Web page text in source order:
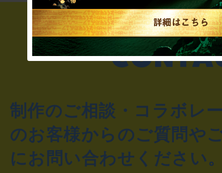
制作のご相談・コラボレ
のお客様からのご質問や
にお問い合わせください